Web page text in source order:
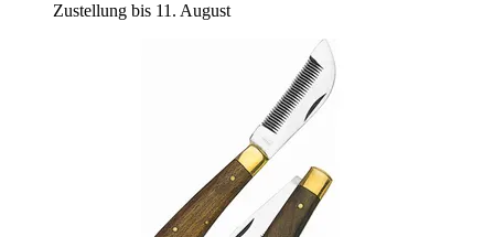
Zustellung bis 11. August